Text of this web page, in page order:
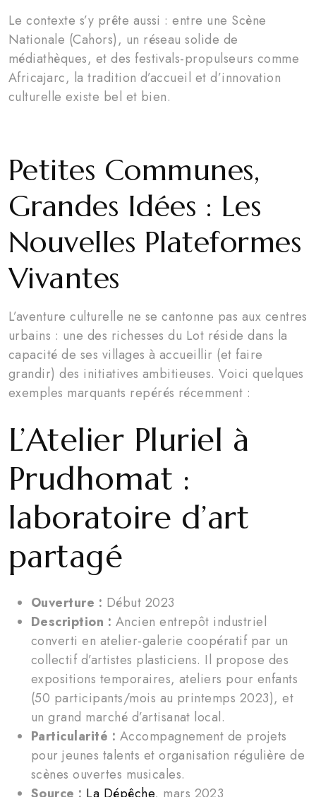
Le contexte s’y prête aussi : entre une Scène
Nationale (Cahors), un réseau solide de
médiathèques, et des festivals-propulseurs comme
Africajarc, la tradition d’accueil et d’innovation
culturelle existe bel et bien.
Petites Communes,
Grandes Idées : Les
Nouvelles Plateformes
Vivantes
L’aventure culturelle ne se cantonne pas aux centres
urbains : une des richesses du Lot réside dans la
capacité de ses villages à accueillir (et faire
grandir) des initiatives ambitieuses. Voici quelques
exemples marquants repérés récemment :
L’Atelier Pluriel à
Prudhomat :
laboratoire d’art
partagé
Ouverture : Début 2023
Description : Ancien entrepôt industriel
converti en atelier-galerie coopératif par un
collectif d’artistes plasticiens. Il propose des
expositions temporaires, ateliers pour enfants
(50 participants/mois au printemps 2023), et
un grand marché d’artisanat local.
Particularité : Accompagnement de projets
pour jeunes talents et organisation régulière de
scènes ouvertes musicales.